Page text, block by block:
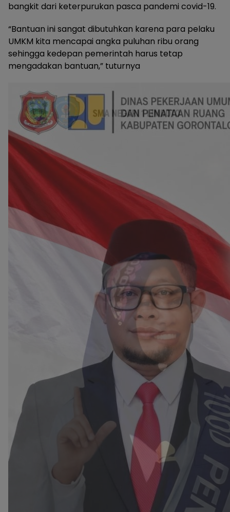
bangkit dari keterpurukan pasca pandemi covid-19.
“Bantuan ini sangat dibutuhkan karena para pelaku
UMKM kita mencapai angka puluhan ribu orang
sehingga kedepan pemerintah harus tetap
mengadakan bantuan,” tuturnya